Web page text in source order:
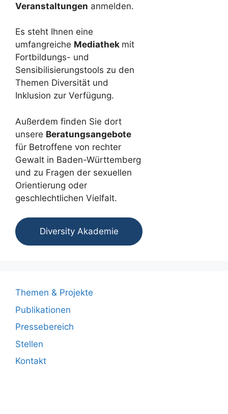
Veranstaltungen anmelden.
Es steht Ihnen eine
umfangreiche Mediathek mit
Fortbildungs- und
Sensibilisierungstools zu den
Themen Diversität und
Inklusion zur Verfügung.
Außerdem finden Sie dort
unsere Beratungsangebote
für Betroffene von rechter
Gewalt in Baden-Württemberg
und zu Fragen der sexuellen
Orientierung oder
geschlechtlichen Vielfalt.
Diversity Akademie
Themen & Projekte
Publikationen
Pressebereich
Stellen
Kontakt